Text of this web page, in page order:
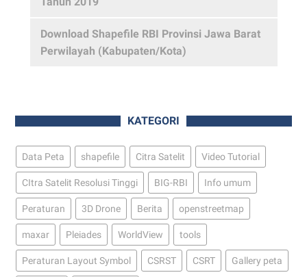
Download Shapefile RBI Provinsi Jawa Barat
Perwilayah (Kabupaten/Kota)
KATEGORI
Data Peta shapefile Citra Satelit Video Tutorial
CItra Satelit Resolusi Tinggi BIG-RBI Info umum
Peraturan 3D Drone Berita openstreetmap
maxar Pleiades WorldView tools
Peraturan Layout Symbol CSRST CSRT Gallery peta